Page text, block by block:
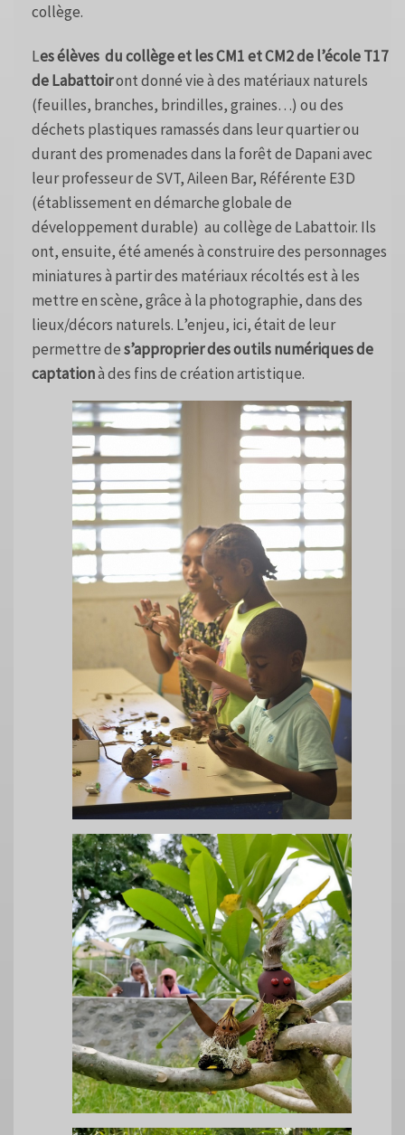
collège.
Les élèves du collège et les CM1 et CM2 de l’école T17
de Labattoiront donné vie à des matériaux naturels
(feuilles, branches, brindilles, graines…) ou des
déchets plastiques ramassés dans leur quartier ou
durant des promenades dans la forêt de Dapani avec
leur professeur de SVT, Aileen Bar, Référente E3D
(établissement en démarche globale de
développement durable) au collège de Labattoir. Ils
ont, ensuite, été amenés à construire des personnages
miniatures à partir des matériaux récoltés est à les
mettre en scène, grâce à la photographie, dans des
lieux/décors naturels. L’enjeu, ici, était de leur
permettre des’approprier des outils numériques de
captationà des fins de création artistique.